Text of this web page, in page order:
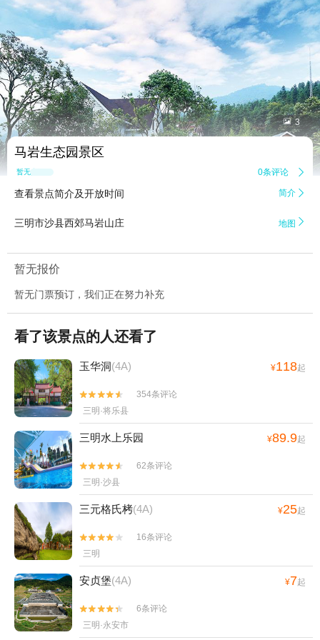
 3
马岩生态园景区
暂无点评 0条评论 
查看景点简介及开放时间 简介 
三明市沙县西郊马岩山庄 地图 
暂无报价
暂无门票预订，我们正在努力补充
看了该景点的人还看了
玉华洞(4A) ¥118起


354条评论
三明·将乐县
三明水上乐园 ¥89.9起


62条评论
三明·沙县
三元格氏栲(4A) ¥25起


16条评论
三明
安贞堡(4A) ¥7起


6条评论
三明·永安市